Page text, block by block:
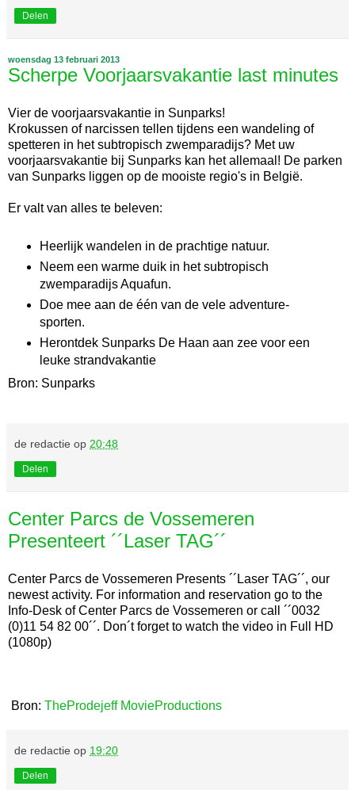
Delen
woensdag 13 februari 2013
Scherpe Voorjaarsvakantie last minutes
Vier de voorjaarsvakantie in Sunparks!
Krokussen of narcissen tellen tijdens een wandeling of
spetteren in het subtropisch zwemparadijs? Met uw
voorjaarsvakantie bij Sunparks kan het allemaal! De parken
van Sunparks liggen op de mooiste regio's in België.
Er valt van alles te beleven:
Heerlijk wandelen in de prachtige natuur.
Neem een warme duik in het subtropisch
zwemparadijs Aquafun.
Doe mee aan de één van de vele adventure-
sporten.
Herontdek Sunparks De Haan aan zee voor een
leuke strandvakantie
Bron: Sunparks
de redactie op 20:48
Delen
Center Parcs de Vossemeren
Presenteert ´´Laser TAG´´
Center Parcs de Vossemeren Presents ´´Laser TAG´´, our
newest activity. For information and reservation go to the
Info-Desk of Center Parcs de Vossemeren or call ´´0032
(0)11 54 82 00´´. Don´t forget to watch the video in Full HD
(1080p)
Bron: TheProdejeff MovieProductions
de redactie op 19:20
Delen